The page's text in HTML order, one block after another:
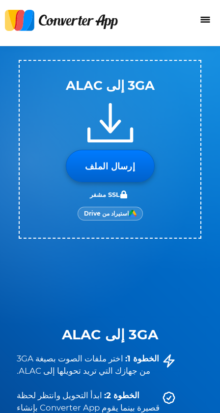
3GA إلى ALAC
الخطوة 1:
اختر ملفات الصوت بصيغة 3GA
من جهازك التي تريد تحويلها إلى ALAC.
الخطوة 2:
ابدأ التحويل وانتظر لحظة
قصيرة بينما يقوم Converter App بإنشاء
3GA إلى ALAC
إرسال الملف
SSL مشفر
استيراد من Drive